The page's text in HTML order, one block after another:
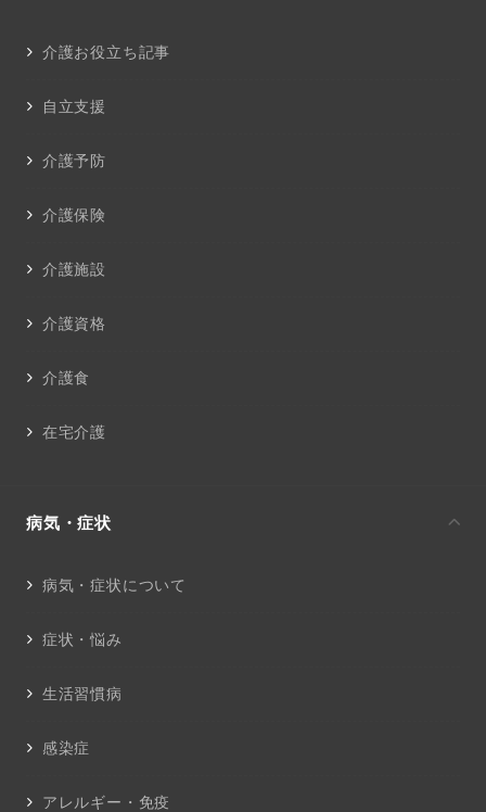
介護お役立ち記事
自立支援
介護予防
介護保険
介護施設
介護資格
介護食
在宅介護
病気・症状
病気・症状について
症状・悩み
生活習慣病
感染症
アレルギー・免疫